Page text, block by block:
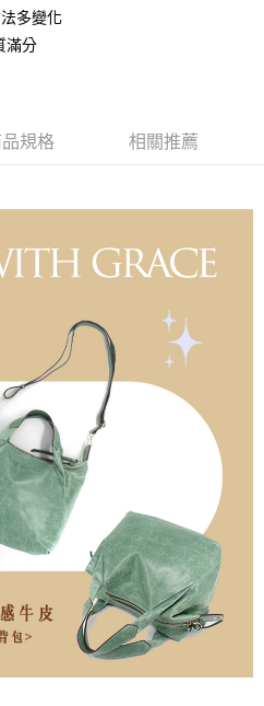
中國信託商業銀行
永豐商業銀行
)免運費
上)免運費
上)免運費
上)免運費
)免運費
多變化
滿分
規格 相關推薦